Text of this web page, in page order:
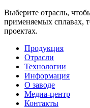
Выберите отрасль,
применяемых сплавах,
проектах.
Продукция
Отрасли
Технологии
Информация
О заводе
Медиа-центр
Контакты